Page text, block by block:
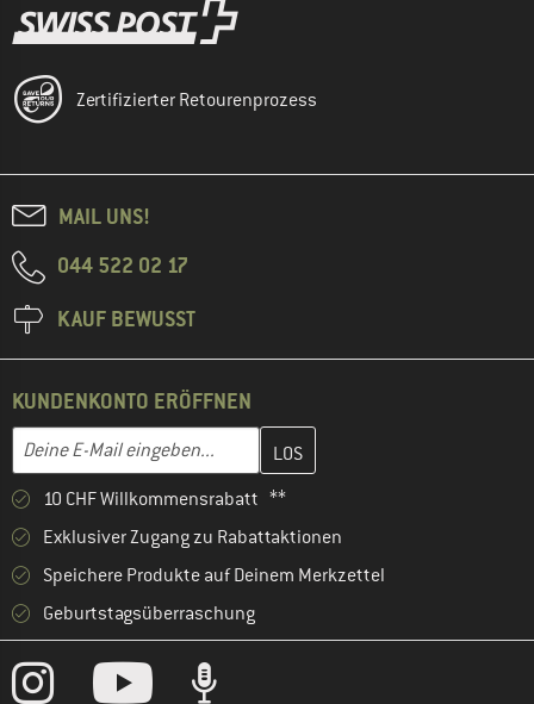
Zertifizierter Retourenprozess
MAIL UNS!
044 522 02 17
KAUF BEWUSST
KUNDENKONTO ERÖFFNEN
E-Mail-Adresse
Gib hier deine E-Mail-Adresse ein und erstelle im nächsten
10 CHF Willkommensrabatt **
Exklusiver Zugang zu Rabattaktionen
Speichere Produkte auf Deinem Merkzettel
Geburtstagsüberraschung